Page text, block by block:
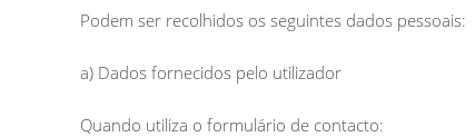
Podem ser recolhidos os seguintes dados pessoais:
a) Dados fornecidos pelo utilizador
Quando utiliza o formulário de contacto: